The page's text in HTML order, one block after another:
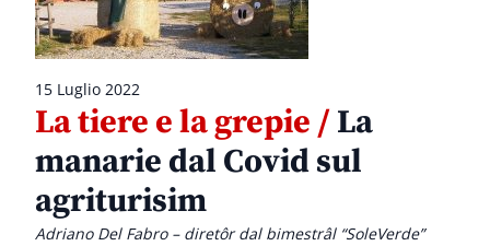
15 Luglio 2022
La tiere e la grepie /La
manarie dal Covid sul
agriturisim
Adriano Del Fabro – diretôr dal bimestrâl “SoleVerde”